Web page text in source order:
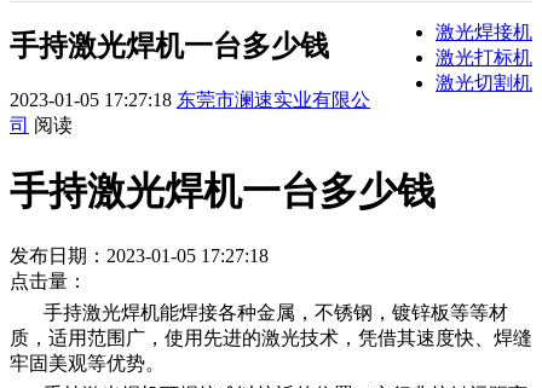
激光焊接机
激光打标机
激光切割机
手持激光焊机一台多少钱
2023-01-05 17:27:18 东莞市澜速实业有限公
司 阅读
手持激光焊机一台多少钱
发布日期：2023-01-05 17:27:18
点击量：
手持激光焊机能焊接各种金属，不锈钢，镀锌板等等材
质，适用范围广，使用先进的激光技术，凭借其速度快、焊缝
牢固美观等优势。